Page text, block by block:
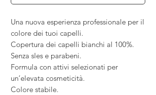
Una nuova esperienza professionale per il
colore dei tuoi capelli.
Copertura dei capelli bianchi al 100%.
Senza sles e parabeni.
Formula con attivi selezionati per
un’elevata cosmeticità.
Colore stabile.